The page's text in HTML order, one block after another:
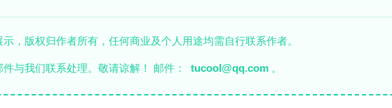
，版权归作者所有，任何商业及个人用途均需自行联系作者。
与我们联系处理。敬请谅解！ 邮件： tucool@qq.com 。